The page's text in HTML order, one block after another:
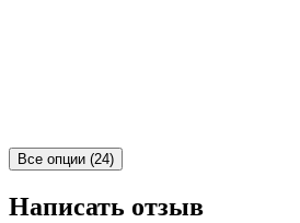
Все опции (24)
Написать отзыв